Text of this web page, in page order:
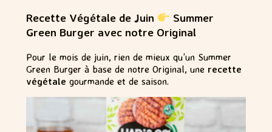
Recette Végétale de Juin
Summer
Green Burger avec notre Original
Pour le mois de juin, rien de mieux qu’un Summer
Green Burger à base de notre Original, une recette
végétale gourmande et de saison.